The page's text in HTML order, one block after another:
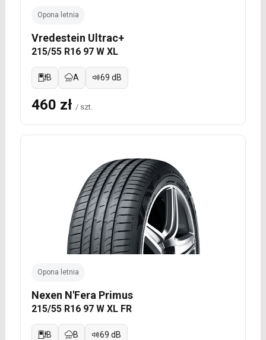
Opona letnia
Vredestein Ultrac+
215/55 R16 97 W XL
B A 69 dB
460 zł / szt.
Opona letnia
Nexen N'Fera Primus
215/55 R16 97 W XL FR
B B 69 dB